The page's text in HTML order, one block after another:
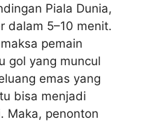
Piala Dunia,
dalam 5–10 menit.
pemain
gol yang muncul
emas yang
bisa menjadi
Maka, penonton